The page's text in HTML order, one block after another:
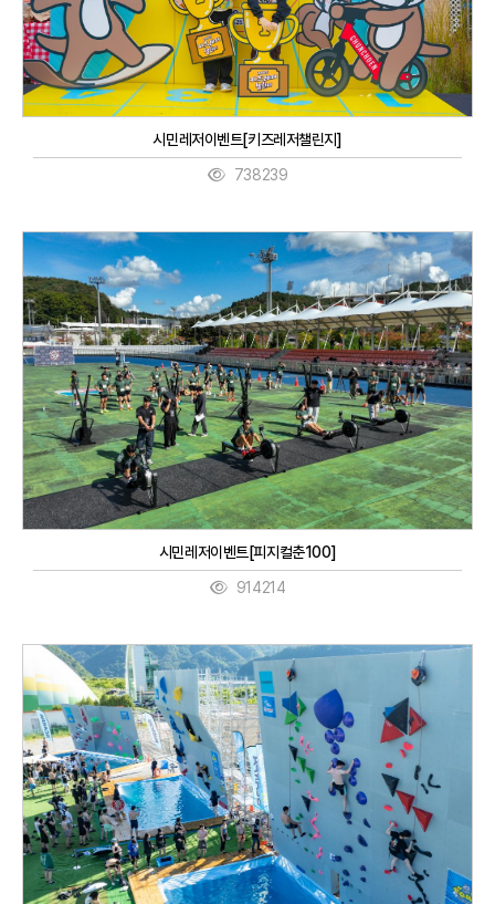
시민레저이벤트[키즈레저챌린지]
738239
시민레저이벤트[피지컬춘100]
914214